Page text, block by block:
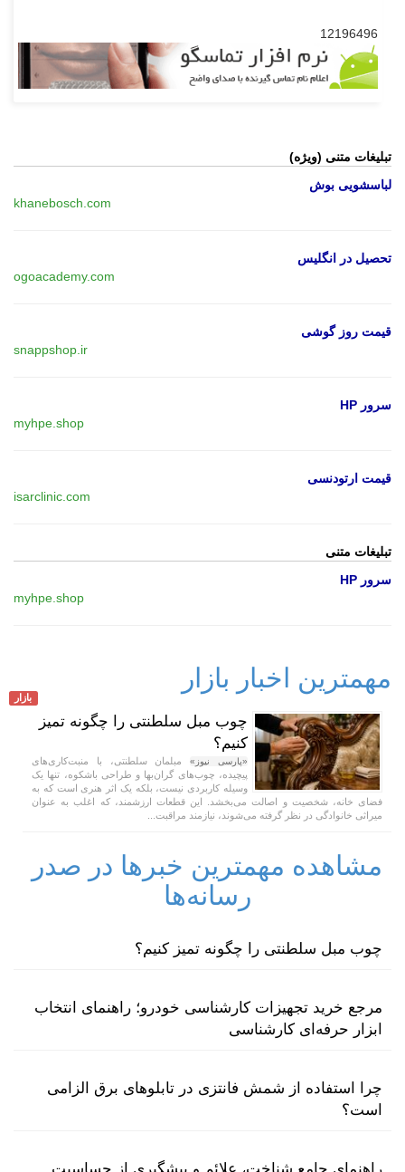
12196496
تبلیغات متنی (ویژه)
لباسشویی بوش
khanebosch.com
تحصیل در انگلیس
ogoacademy.com
قیمت روز گوشی
snappshop.ir
سرور HP
myhpe.shop
قیمت ارتودنسی
isarclinic.com
تبلیغات متنی
سرور HP
myhpe.shop
مهمترین اخبار بازار
بازار
چوب مبل سلطنتی را چگونه تمیز
کنیم؟
«پارسی نیوز»مبلمان سلطنتی، با منبت‌کاری‌های
پیچیده، چوب‌های گران‌بها و طراحی باشکوه، تنها یک
وسیله کاربردی نیست، بلکه یک اثر هنری است که به
فضای خانه، شخصیت و اصالت می‌بخشد. این قطعات ارزشمند، که اغلب به عنوان
میراثی خانوادگی در نظر گرفته می‌شوند، نیازمند مراقبت...
مشاهده مهمترین خبرها در صدر
رسانه‌ها
چوب مبل سلطنتی را چگونه تمیز کنیم؟
مرجع خرید تجهیزات کارشناسی خودرو؛ راهنمای انتخاب
ابزار حرفه‌ای کارشناسی
چرا استفاده از شمش فانتزی در تابلوهای برق الزامی
است؟